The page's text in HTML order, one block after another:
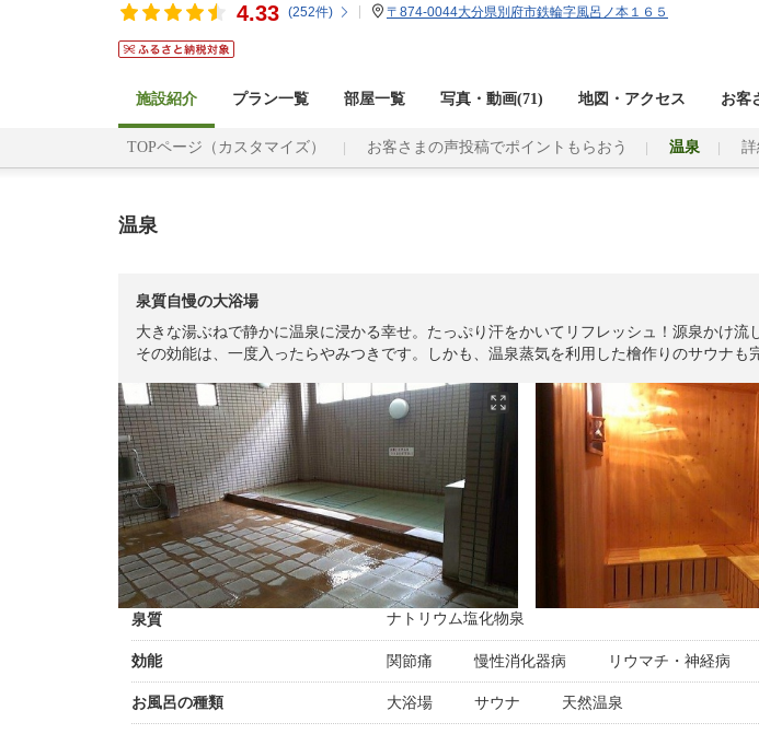
4.33 (252件) 〒874-0044大分県別府市鉄輪字風呂ノ本１６５
施設紹介 プラン一覧 部屋一覧 写真・動画(71) 地図・アクセス お客
TOPページ（カスタマイズ） お客さまの声投稿でポイントもらおう 温泉
温泉
泉質自慢の大浴場
大きな湯ぶねで静かに温泉に浸かる幸せ。たっぷり汗をかいてリフレッシュ！源泉かけ流
その効能は、一度入ったらやみつきです。しかも、温泉蒸気を利用した檜作りのサウナも
泉質 ナトリウム塩化物泉
効能 関節痛 慢性消化器病 リウマチ・神経病
お風呂の種類 大浴場 サウナ 天然温泉